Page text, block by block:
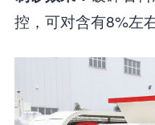
控，可对含有8%左